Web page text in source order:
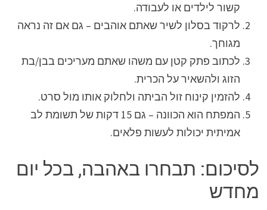
קשור לילדים או לעבודה.
לרקוד בסלון לשיר שאתם אוהבים – גם אם זה נראה
מגוחך.
לכתוב פתק קטן עם משהו שאתם מעריכים בבן/בת
הזוג ולהשאיר על הכרית.
להזמין קינוח זול הביתה ולחלוק אותו מול סרט.
המפתח הוא הכוונה – גם 15 דקות של תשומת לב
אמיתית יכולות לעשות פלאים.
לסיכום: תבחרו באהבה, בכל יום
מחדש